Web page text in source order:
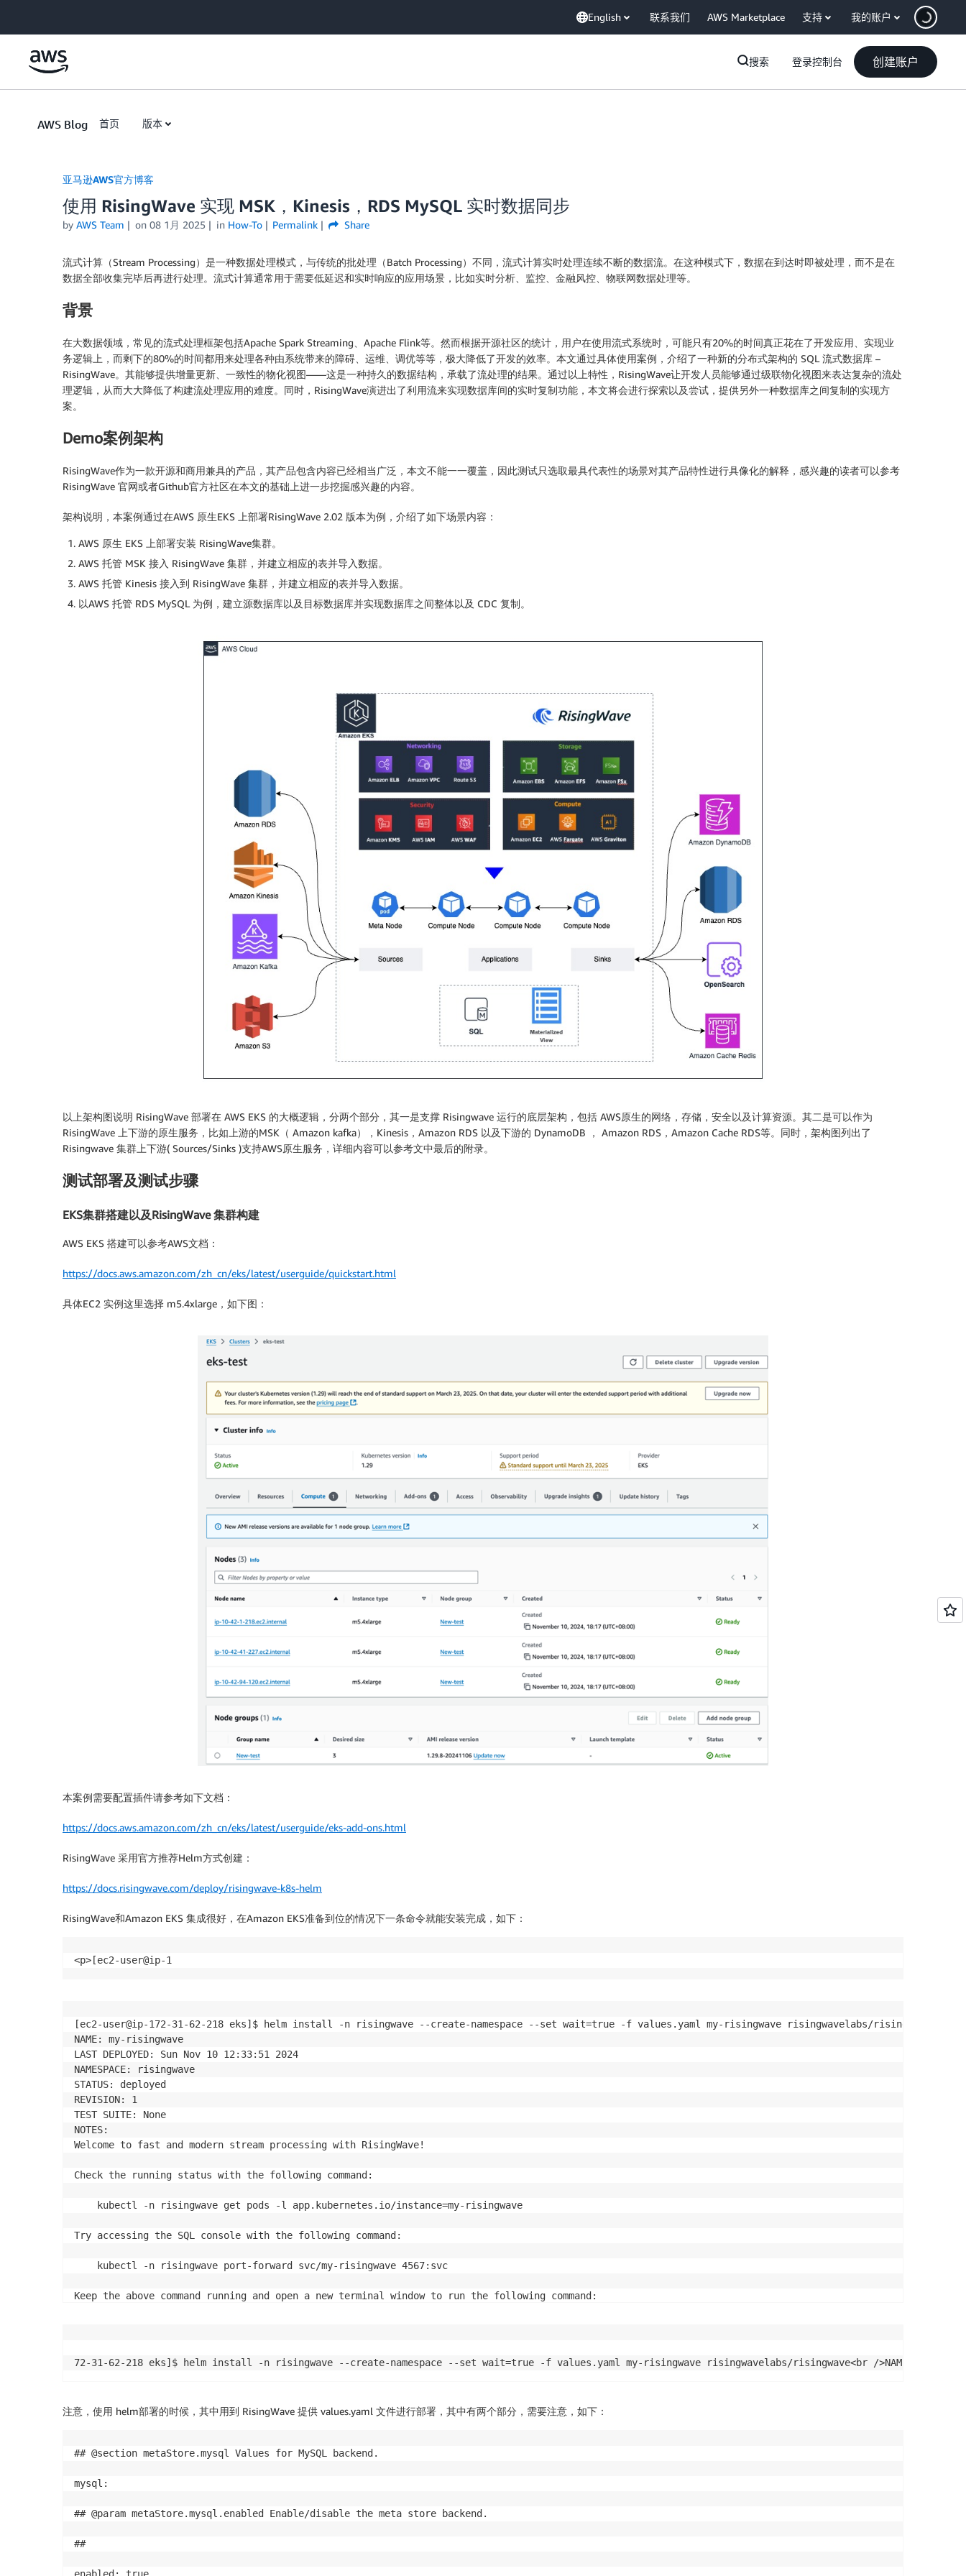
English 联系我们 AWS Marketplace 支持 我的账户
搜索 登录控制台 创建账户
AWS Blog 首页 版本
亚马逊AWS官方博客
使用 RisingWave 实现 MSK，Kinesis，RDS MySQL 实时数据同步
by AWS Team on 08 1月 2025 in How-To Permalink Share
流式计算（Stream Processing）是一种数据处理模式，与传统的批处理（Batch Processing）不同，流式计算实时处理连续不断的数据流。在这种模式下，数据在到达时即被处理，而不是在
数据全部收集完毕后再进行处理。流式计算通常用于需要低延迟和实时响应的应用场景，比如实时分析、监控、金融风控、物联网数据处理等。
背景
在大数据领域，常见的流式处理框架包括Apache Spark Streaming、Apache Flink等。然而根据开源社区的统计，用户在使用流式系统时，可能只有20%的时间真正花在了开发应用、实现业
务逻辑上，而剩下的80%的时间都用来处理各种由系统带来的障碍、运维、调优等等，极大降低了开发的效率。本文通过具体使用案例，介绍了一种新的分布式架构的 SQL 流式数据库 –
RisingWave。其能够提供增量更新、一致性的物化视图——这是一种持久的数据结构，承载了流处理的结果。通过以上特性，RisingWave让开发人员能够通过级联物化视图来表达复杂的流处
理逻辑，从而大大降低了构建流处理应用的难度。同时，RisingWave演进出了利用流来实现数据库间的实时复制功能，本文将会进行探索以及尝试，提供另外一种数据库之间复制的实现方
案。
Demo案例架构
RisingWave作为一款开源和商用兼具的产品，其产品包含内容已经相当广泛，本文不能一一覆盖，因此测试只选取最具代表性的场景对其产品特性进行具像化的解释，感兴趣的读者可以参考
RisingWave 官网或者Github官方社区在本文的基础上进一步挖掘感兴趣的内容。
架构说明，本案例通过在AWS 原生EKS 上部署RisingWave 2.02 版本为例，介绍了如下场景内容：
AWS 原生 EKS 上部署安装 RisingWave集群。
AWS 托管 MSK 接入 RisingWave 集群，并建立相应的表并导入数据。
AWS 托管 Kinesis 接入到 RisingWave 集群，并建立相应的表并导入数据。
以AWS 托管 RDS MySQL 为例，建立源数据库以及目标数据库并实现数据库之间整体以及 CDC 复制。
以上架构图说明 RisingWave 部署在 AWS EKS 的大概逻辑，分两个部分，其一是支撑 Risingwave 运行的底层架构，包括 AWS原生的网络，存储，安全以及计算资源。其二是可以作为
RisingWave 上下游的原生服务，比如上游的MSK（ Amazon kafka），Kinesis，Amazon RDS 以及下游的 DynamoDB ， Amazon RDS，Amazon Cache RDS等。同时，架构图列出了
Risingwave 集群上下游( Sources/Sinks )支持AWS原生服务，详细内容可以参考文中最后的附录。
测试部署及测试步骤
EKS集群搭建以及RisingWave 集群构建
AWS EKS 搭建可以参考AWS文档：
https://docs.aws.amazon.com/zh_cn/eks/latest/userguide/quickstart.html
具体EC2 实例这里选择 m5.4xlarge，如下图：
本案例需要配置插件请参考如下文档：
https://docs.aws.amazon.com/zh_cn/eks/latest/userguide/eks-add-ons.html
RisingWave 采用官方推荐Helm方式创建：
https://docs.risingwave.com/deploy/risingwave-k8s-helm
RisingWave和Amazon EKS 集成很好，在Amazon EKS准备到位的情况下一条命令就能安装完成，如下：
<p>[ec2-user@ip-1
[ec2-user@ip-172-31-62-218 eks]$ helm install -n risingwave --create-namespace --set wait=true -f values.yaml my-risingwave risingwavelabs/risingwave
NAME: my-risingwave
LAST DEPLOYED: Sun Nov 10 12:33:51 2024
NAMESPACE: risingwave
STATUS: deployed
REVISION: 1
TEST SUITE: None
NOTES:
Welcome to fast and modern stream processing with RisingWave!
Check the running status with the following command:
    kubectl -n risingwave get pods -l app.kubernetes.io/instance=my-risingwave
Try accessing the SQL console with the following command:
    kubectl -n risingwave port-forward svc/my-risingwave 4567:svc
Keep the above command running and open a new terminal window to run the following command:
72-31-62-218 eks]$ helm install -n risingwave --create-namespace --set wait=true -f values.yaml my-risingwave risingwavelabs/risingwave<br />NAME: my-
注意，使用 helm部署的时候，其中用到 RisingWave 提供 values.yaml 文件进行部署，其中有两个部分，需要注意，如下：
## @section metaStore.mysql Values for MySQL backend.
mysql:
## @param metaStore.mysql.enabled Enable/disable the meta store backend.
##